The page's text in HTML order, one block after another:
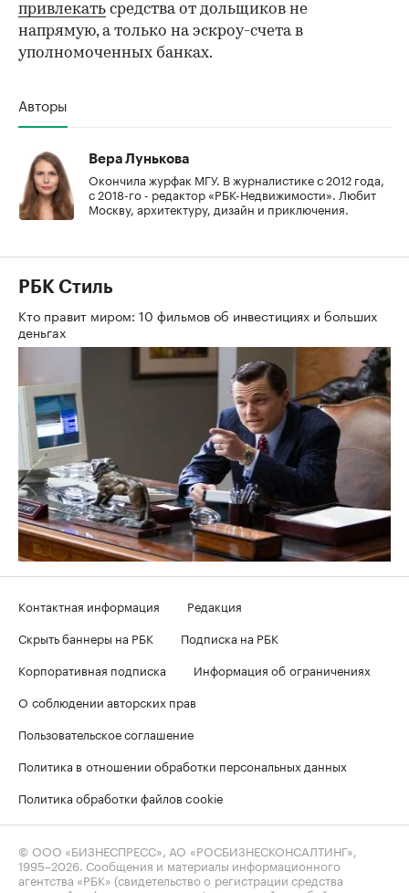
привлекать средства от дольщиков не
напрямую, а только на эскроу-счета в
уполномоченных банках.
Авторы
Вера Лунькова
Окончила журфак МГУ. В журналистике с 2012 года,
с 2018-го - редактор «РБК-Недвижимости». Любит
Москву, архитектуру, дизайн и приключения.
РБК Стиль
Кто правит миром: 10 фильмов об инвестициях и больших
деньгах
Контактная информация
Редакция
Скрыть баннеры на РБК
Подписка на РБК
Корпоративная подписка
Информация об ограничениях
О соблюдении авторских прав
Пользовательское соглашение
Политика в отношении обработки персональных данных
Политика обработки файлов cookie
© ООО «БИЗНЕСПРЕСС», АО «РОСБИЗНЕСКОНСАЛТИНГ»,
1995–2026 . Сообщения и материалы информационного
агентства «РБК» (свидетельство о регистрации средства